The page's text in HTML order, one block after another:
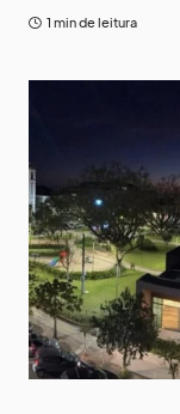
1 min de leitura